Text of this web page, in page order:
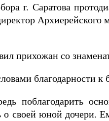
г. Саратова
прихожан со
благодарности к
поблагодарить
о своей юной дочери.